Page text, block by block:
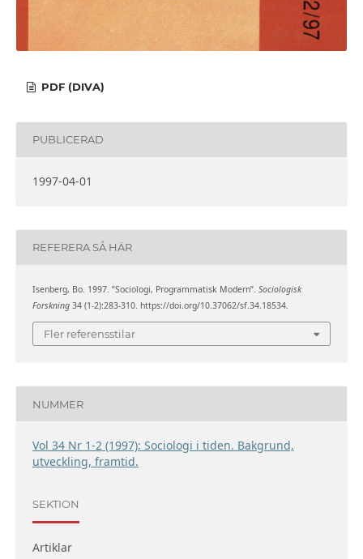
PDF (DIVA)
PUBLICERAD
1997-04-01
REFERERA SÅ HÄR
Isenberg, Bo. 1997. ”Sociologi, Programmatisk Modern”. Sociologisk
Forskning34 (1-2):283-310. https://doi.org/10.37062/sf.34.18534.
Fler referensstilar
NUMMER
Vol 34 Nr 1-2 (1997): Sociologi i tiden. Bakgrund,
utveckling, framtid.
SEKTION
Artiklar